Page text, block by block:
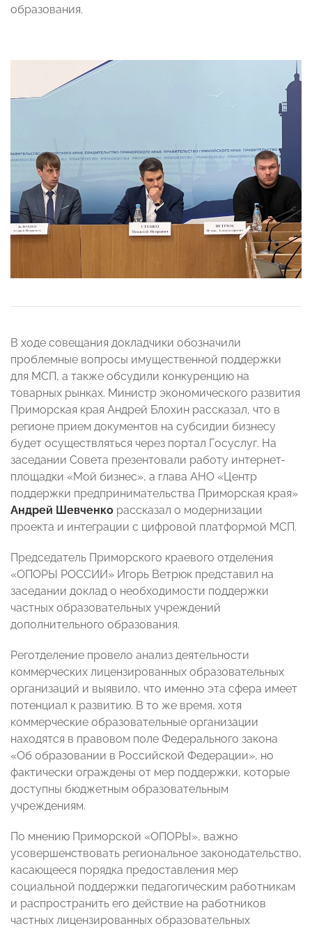
образования.
В ходе совещания докладчики обозначили
проблемные вопросы имущественной поддержки
для МСП, а также обсудили конкуренцию на
товарных рынках. Министр экономического развития
Приморская края Андрей Блохин рассказал, что в
регионе прием документов на субсидии бизнесу
будет осуществляться через портал Госуслуг. На
заседании Совета презентовали работу интернет-
площадки «Мой бизнес», а глава АНО «Центр
поддержки предпринимательства Приморская края»
Андрей Шевченко рассказал о модернизации
проекта и интеграции с цифровой платформой МСП.
Председатель Приморского краевого отделения
«ОПОРЫ РОССИИ» Игорь Ветрюк представил на
заседании доклад о необходимости поддержки
частных образовательных учреждений
дополнительного образования.
Реготделение провело анализ деятельности
коммерческих лицензированных образовательных
организаций и выявило, что именно эта сфера имеет
потенциал к развитию. В то же время, хотя
коммерческие образовательные организации
находятся в правовом поле Федерального закона
«Об образовании в Российской Федерации», но
фактически ограждены от мер поддержки, которые
доступны бюджетным образовательным
учреждениям.
По мнению Приморской «ОПОРЫ», важно
усовершенствовать региональное законодательство,
касающееся порядка предоставления мер
социальной поддержки педагогическим работникам
и распространить его действие на работников
частных лицензированных образовательных